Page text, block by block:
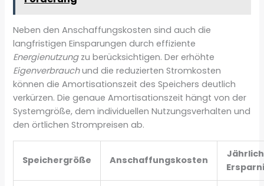
Neben den Anschaffungskosten sind auch die
langfristigen Einsparungen durch effiziente
Energienutzungzu berücksichtigen. Der erhöhte
Eigenverbrauchund die reduzierten Stromkosten
können die Amortisationszeit des Speichers deutlich
verkürzen. Die genaue Amortisationszeit hängt von der
Systemgröße, dem individuellen Nutzungsverhalten und
den örtlichen Strompreisen ab.
Speichergröße Anschaffungskosten